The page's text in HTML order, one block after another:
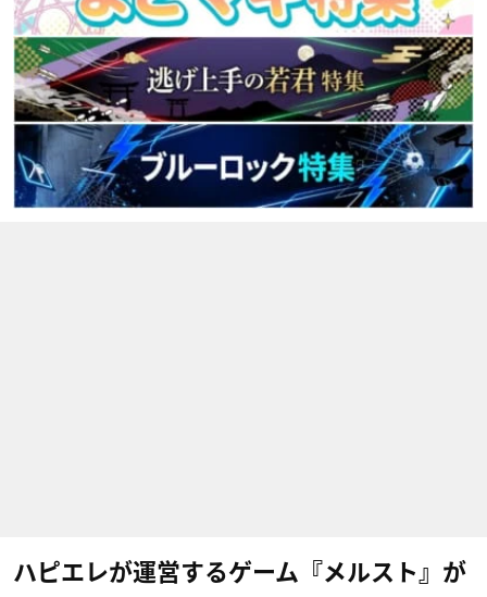
ハピエレが運営するゲーム『メルスト』が